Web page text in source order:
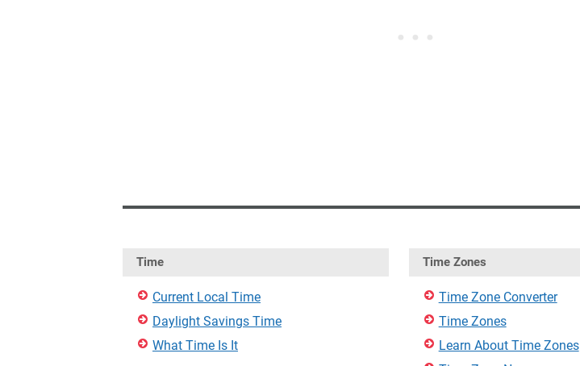
Time
Current Local Time
Daylight Savings Time
What Time Is It
Time Zones
Time Zone Converter
Time Zones
Learn About Time Zones